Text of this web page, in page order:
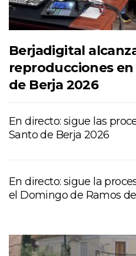
Berjadigital
reproducciones
de Berja 2026
En directo: sigue las
Santo de Berja 2026
En directo: sigue la
el Domingo de Ramos